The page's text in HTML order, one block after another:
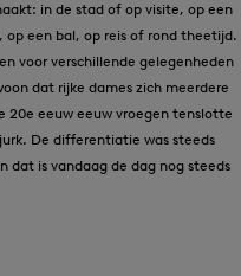
in de stad of op visite, op een
een bal, op reis of rond theetijd.
voor verschillende gelegenheden
dat rijke dames zich meerdere
20e eeuw eeuw vroegen tenslotte
De differentiatie was steeds
dat is vandaag de dag nog steeds